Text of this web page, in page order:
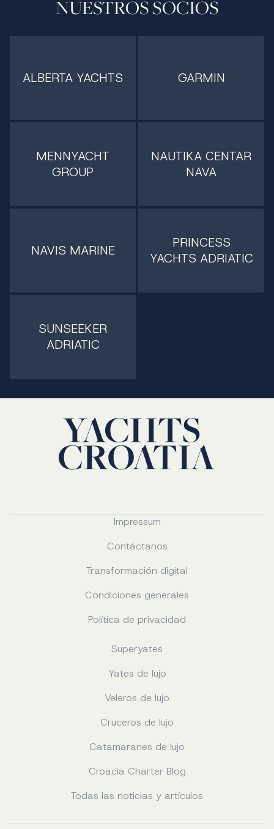
NUESTROS SOCIOS
ALBERTA YACHTS GARMIN
MENNYACHT
GROUP
NAUTIKA CENTAR
NAVA
NAVIS MARINE
PRINCESS
YACHTS ADRIATIC
SUNSEEKER
ADRIATIC
Impressum
Contáctanos
Transformación digital
Condiciones generales
Política de privacidad
Superyates
Yates de lujo
Veleros de lujo
Cruceros de lujo
Catamaranes de lujo
Croacia Charter Blog
Todas las noticias y artículos